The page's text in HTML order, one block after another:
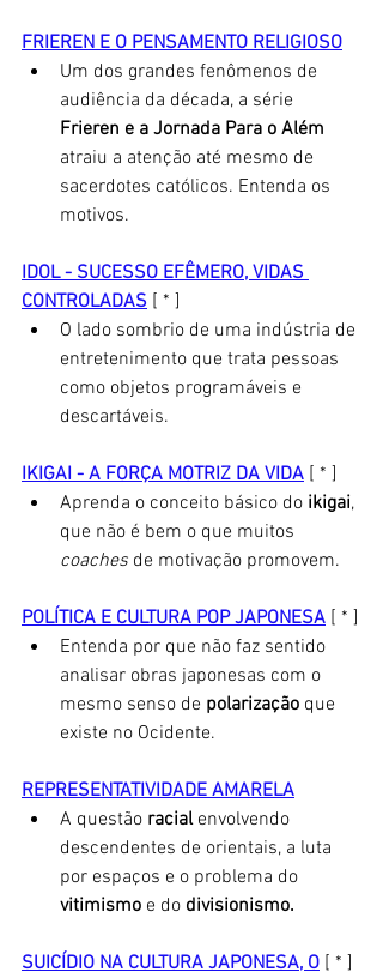
FRIEREN E O PENSAMENTO RELIGIOSO
Um dos grandes fenômenos de
audiência da década, a série
Frieren e a Jornada Para o Além
atraiu a atenção até mesmo de
sacerdotes católicos. Entenda os
motivos.
IDOL - SUCESSO EFÊMERO, VIDAS
CONTROLADAS [ * ]
O lado sombrio de uma indústria de
entretenimento que trata pessoas
como objetos programáveis e
descartáveis.
IKIGAI - A FORÇA MOTRIZ DA VIDA [ * ]
Aprenda o conceito básico do ikigai,
que não é bem o que muitos
coaches de motivação promovem.
POLÍTICA E CULTURA POP JAPONESA [ * ]
Entenda por que não faz sentido
analisar obras japonesas com o
mesmo senso de polarização que
existe no Ocidente.
REPRESENTATIVIDADE AMARELA
A questão racial envolvendo
descendentes de orientais, a luta
por espaços e o problema do
vitimismo e do divisionismo.
SUICÍDIO NA CULTURA JAPONESA, O [ * ]